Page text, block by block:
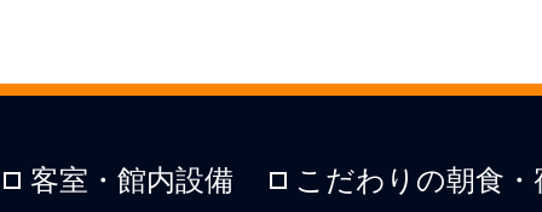
客室・館内設備 こだわりの朝食